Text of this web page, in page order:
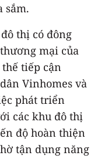
sắm.
thị có đông
mại của
tiếp cận
Vinhomes và
phát triển
các khu đô thị
độ hoàn thiện
tận dụng năng